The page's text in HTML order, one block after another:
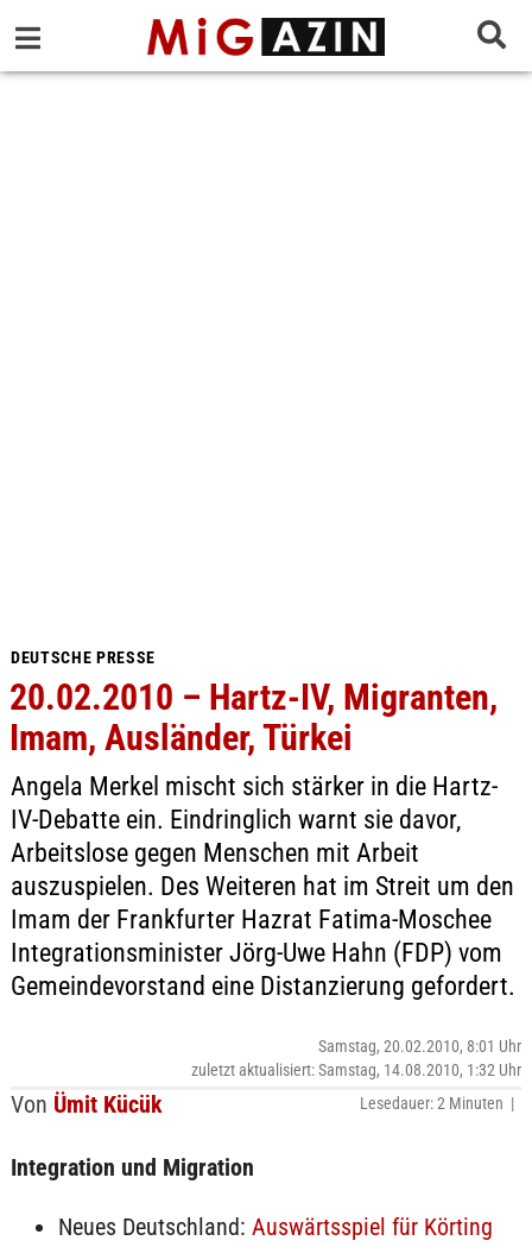
DEUTSCHE PRESSE
20.02.2010 – Hartz-IV, Migranten,
Imam, Ausländer, Türkei
Angela Merkel mischt sich stärker in die Hartz-
IV-Debatte ein. Eindringlich warnt sie davor,
Arbeitslose gegen Menschen mit Arbeit
auszuspielen. Des Weiteren hat im Streit um den
Imam der Frankfurter Hazrat Fatima-Moschee
Integrationsminister Jörg-Uwe Hahn (FDP) vom
Gemeindevorstand eine Distanzierung gefordert.
Von Ümit Kücük
Samstag, 20.02.2010, 8:01 Uhr
zuletzt aktualisiert: Samstag, 14.08.2010, 1:32 Uhr
Lesedauer: 2 Minuten |
Integration und Migration
Neues Deutschland: Auswärtsspiel für Körting